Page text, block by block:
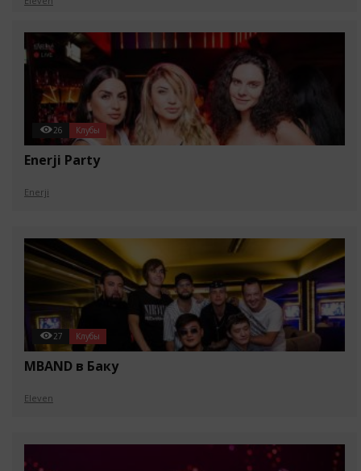
26 Клубы
Enerji Party
Enerji
27 Клубы
MBAND в Баку
Eleven